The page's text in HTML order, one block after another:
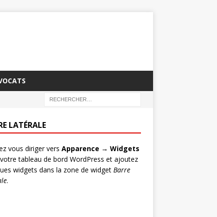
LATÉRALE
vous diriger vers Apparence → Widgets
tableau de bord WordPress et ajoutez
widgets dans la zone de widget Barre
.